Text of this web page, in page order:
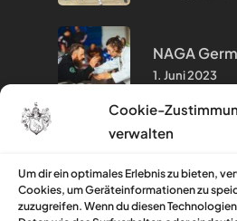
Cookie-
verwalten
Um dir ein optimales Erlebnis zu bieten,
Cookies, um Geräteinformationen zu
zuzugreifen. Wenn du diesen
NAGA
1. Juni 2023
Impressum